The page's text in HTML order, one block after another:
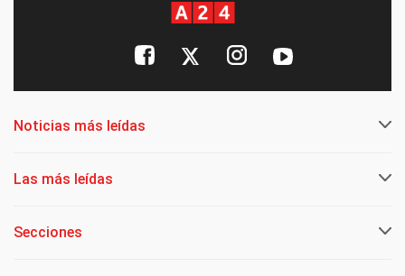
Noticias más leídas
Las más leídas
Secciones